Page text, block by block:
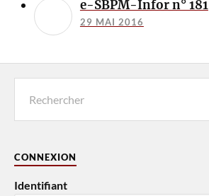
e-SBPM-Infor n° 181
29 MAI 2016
CONNEXION
Identifiant